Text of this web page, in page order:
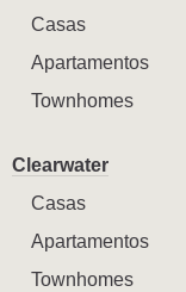
Casas
Apartamentos
Townhomes
Clearwater
Casas
Apartamentos
Townhomes